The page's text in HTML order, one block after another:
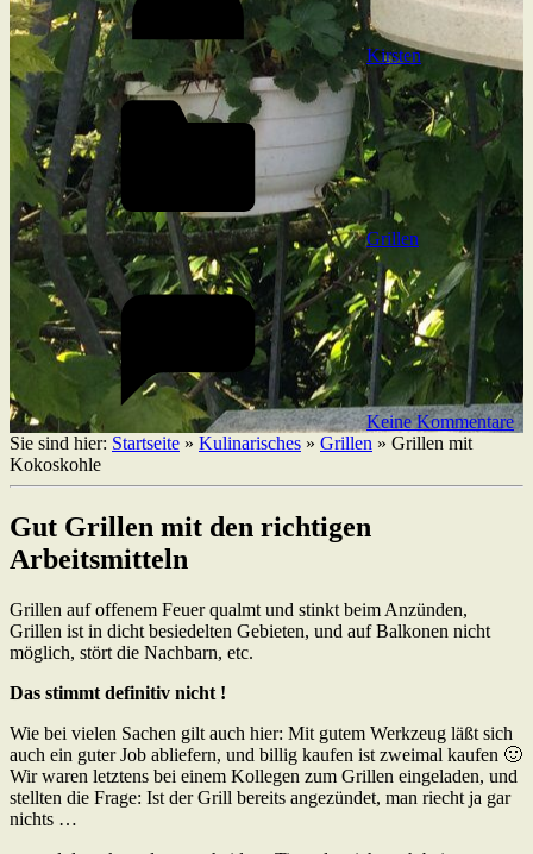
Kirsten
Grillen
Keine Kommentare
Sie sind hier: Startseite » Kulinarisches » Grillen » Grillen mit
Kokoskohle
Gut Grillen mit den richtigen
Arbeitsmitteln
Grillen auf offenem Feuer qualmt und stinkt beim Anzünden,
Grillen ist in dicht besiedelten Gebieten, und auf Balkonen nicht
möglich, stört die Nachbarn, etc.
Das stimmt definitiv nicht !
Wie bei vielen Sachen gilt auch hier: Mit gutem Werkzeug läßt sich
auch ein guter Job abliefern, und billig kaufen ist zweimal kaufen 🙂
Wir waren letztens bei einem Kollegen zum Grillen eingeladen, und
stellten die Frage: Ist der Grill bereits angezündet, man riecht ja gar
nichts …